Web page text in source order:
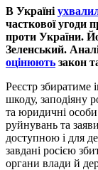
В Україні
часткової угоди
проти України.
Зеленський.
оцінюють закон
Реєстр збиратиме
шкоду, заподіяну
та юридичні
руйнувань та
доступною і для
завдані росією
органи влади й